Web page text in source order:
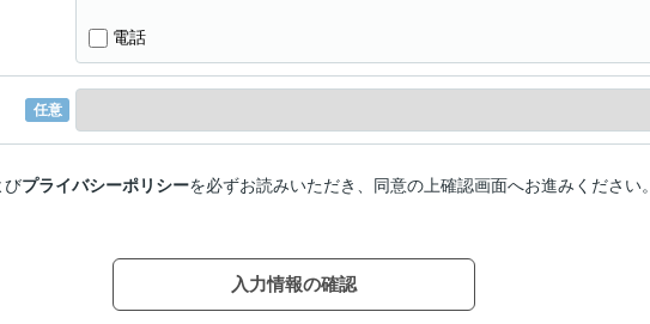
電話
任意
びプライバシーポリシーを必ずお読みいただき、同意の上確認画面へお進みください。
入力情報の確認